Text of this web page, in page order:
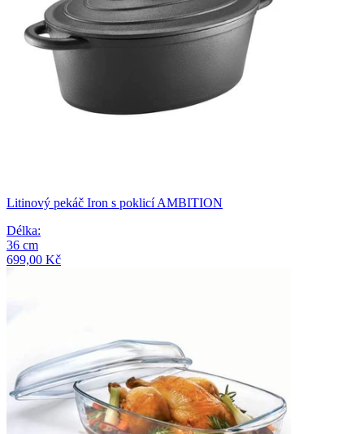
Litinový pekáč Iron s poklicí AMBITION
Délka:
36 cm
699,00 Kč